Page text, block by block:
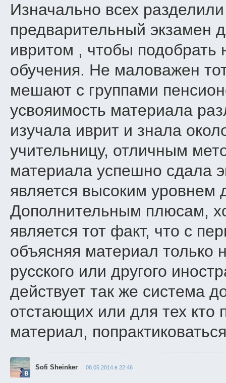
Изначально всех
предварительный экзамен
ивритом , чтобы
обучения. Не маловажен
мешают с группами
усвояимость материала
изучала иврит и знала
учительницу, отличным
материала успешно сдала
является высоким
Дополнительным плюсам,
является тот факт, что с
объясняя материал только
русского или другого
действует так же система
отстающих или для тех кто
материал,
Sofi Sheinker 08.05.2014 в 22:46